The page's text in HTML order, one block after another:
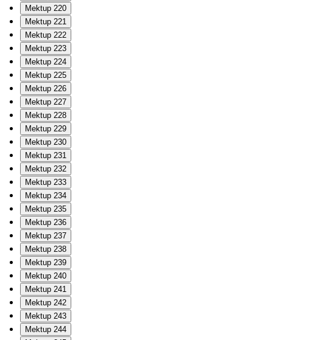
Mektup 220
Mektup 221
Mektup 222
Mektup 223
Mektup 224
Mektup 225
Mektup 226
Mektup 227
Mektup 228
Mektup 229
Mektup 230
Mektup 231
Mektup 232
Mektup 233
Mektup 234
Mektup 235
Mektup 236
Mektup 237
Mektup 238
Mektup 239
Mektup 240
Mektup 241
Mektup 242
Mektup 243
Mektup 244